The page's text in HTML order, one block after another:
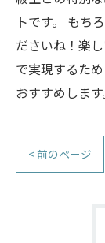
トです。 もち
ださいね！楽
で実現するた
おすすめします
< 前のページ